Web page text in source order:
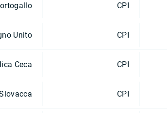
CPI
Unito CPI
Ceca CPI
CPI